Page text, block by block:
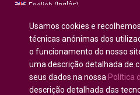
English (Inglês)
Русский
Russo
Español(Espanhol)
Français(Francês)
Alemão
العربية(Árabe)
Usamos cookies e
técnicas anónimas dos
o funcionamento do nosso
uma descrição detalhada de
seus dados na nossa Política
descrição detalhada das